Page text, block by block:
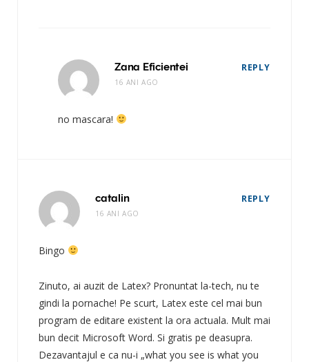
Zana Eficientei
16 ANI AGO
REPLY
no mascara!
catalin
16 ANI AGO
REPLY
Bingo
Zinuto, ai auzit de Latex? Pronuntat la-tech, nu te
gindi la pornache! Pe scurt, Latex este cel mai bun
program de editare existent la ora actuala. Mult mai
bun decit Microsoft Word. Si gratis pe deasupra.
Dezavantajul e ca nu-i „what you see is what you